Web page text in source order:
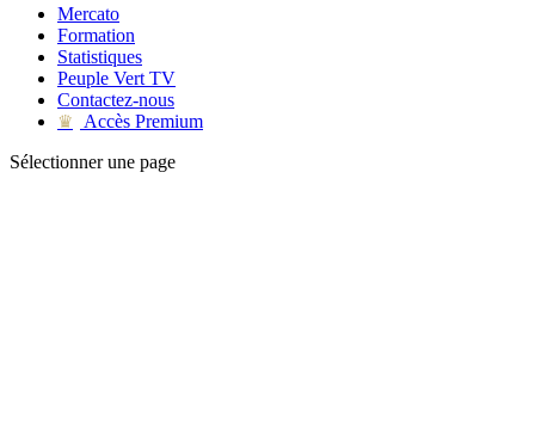
Mercato
Formation
Statistiques
Peuple Vert TV
Contactez-nous
♛
Accès Premium
Sélectionner une page